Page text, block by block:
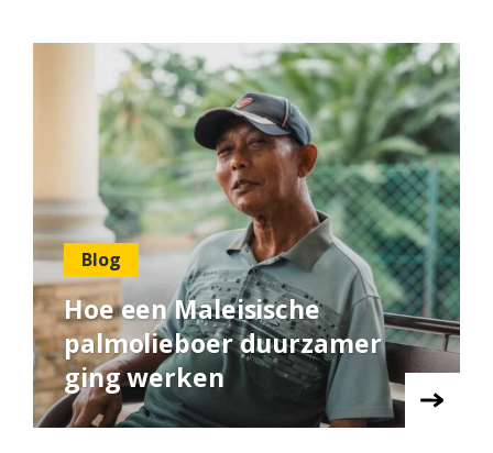
Blog
Hoe een Maleisische
palmolieboer duurzamer
ging werken